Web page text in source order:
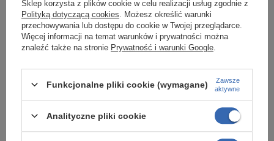
Sklep korzysta z plików cookie w celu realizacji usług zgodnie z
Polityką dotyczącą cookies . Możesz określić warunki
przechowywania lub dostępu do cookie w Twojej przeglądarce.
Więcej informacji na temat warunków i prywatności można
znaleźć także na stronie Prywatność i warunki Google
Funkcjonalne pliki cookie (wymagane)
Zawsze
aktywne
Analityczne pliki cookie